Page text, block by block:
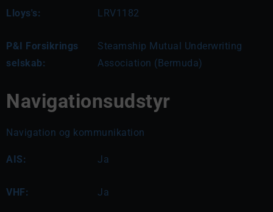
Lloys's: LRV1182
P&I Forsikrings
selskab:
Steamship Mutual Underwriting
Association (Bermuda)
Navigationsudstyr
Navigation og kommunikation
AIS: Ja
VHF: Ja